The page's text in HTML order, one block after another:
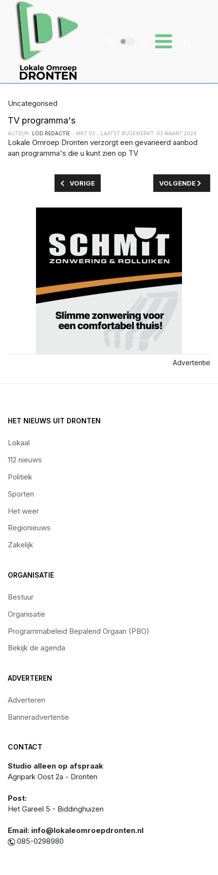
Uncategorised
TV programma's
AUTEUR: LOD REDACTIE MRT 03 LAATST BIJGEWERKT: 03 MAART 2024
Lokale Omroep Dronten verzorgt een gevarieerd aanbod
aan programma's die u kunt zien op TV
VORIG ARTIKEL: AGENDA
VORIGE VOLGENDE
VOLGENDE
Advertentie
HET NIEUWS UIT DRONTEN
Lokaal
112 nieuws
Politiek
Sporten
Het weer
Regionieuws
Zakelijk
ORGANISATIE
Bestuur
Organisatie
Programmabeleid Bepalend Orgaan (PBO)
Bekijk de agenda
ADVERTEREN
Adverteren
Banneradvertentie
CONTACT
Studio alleen op afspraak
Agripark Oost 2a - Dronten
Post:
Het Gareel 5 - Biddinghuizen
Email: info@lokaleomroepdronten.nl
085-0298980